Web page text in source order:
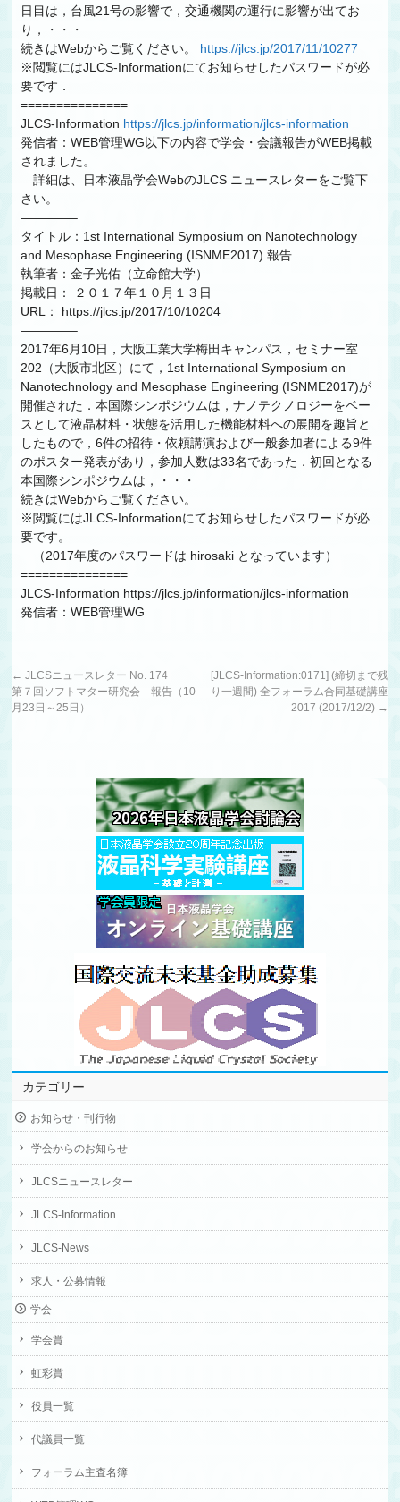
日目は，台風21号の影響で，交通機関の運行に影響が出てお
り，・・・
続きはWebからご覧ください。 https://jlcs.jp/2017/11/10277
※閲覧にはJLCS-Informationにてお知らせしたパスワードが必
要です．
===============
JLCS-Information https://jlcs.jp/information/jlcs-information
発信者：WEB管理WG以下の内容で学会・会議報告がWEB掲載
されました。
詳細は、日本液晶学会WebのJLCS ニュースレターをご覧下
さい。
————–
タイトル：1st International Symposium on Nanotechnology
and Mesophase Engineering (ISNME2017) 報告
執筆者：金子光佑（立命館大学）
掲載日： ２０１７年１０月１３日
URL： https://jlcs.jp/2017/10/10204
————–
2017年6月10日，大阪工業大学梅田キャンパス，セミナー室
202（大阪市北区）にて，1st International Symposium on
Nanotechnology and Mesophase Engineering (ISNME2017)が
開催された．本国際シンポジウムは，ナノテクノロジーをベー
スとして液晶材料・状態を活用した機能材料への展開を趣旨と
したもので，6件の招待・依頼講演および一般参加者による9件
のポスター発表があり，参加人数は33名であった．初回となる
本国際シンポジウムは，・・・
続きはWebからご覧ください。
※閲覧にはJLCS-Informationにてお知らせしたパスワードが必
要です。
（2017年度のパスワードは hirosaki となっています）
===============
JLCS-Information https://jlcs.jp/information/jlcs-information
発信者：WEB管理WG
← JLCSニュースレター No. 174
第７回ソフトマター研究会 報告（10
月23日～25日）
[JLCS-Information:0171] (締切まで残
り一週間) 全フォーラム合同基礎講座
2017 (2017/12/2) →
カテゴリー
お知らせ・刊行物
学会からのお知らせ
JLCSニュースレター
JLCS-Information
JLCS-News
求人・公募情報
学会
学会賞
虹彩賞
役員一覧
代議員一覧
フォーラム主査名簿